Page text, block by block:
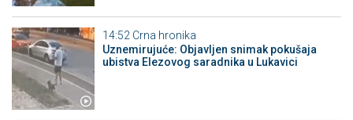
14:52 Crna hronika
Uznemirujuće: Objavljen snimak pokušaja
ubistva Elezovog saradnika u Lukavici